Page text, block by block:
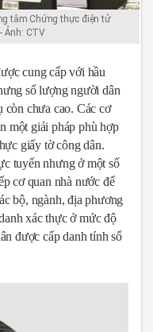
tâm Chứng thực điện tử
Ảnh: CTV
cung cấp với hầu
số lượng người dân
còn chưa cao. Các cơ
một giải pháp phù hợp
giấy tờ công dân.
tuyến nhưng ở một số
cơ quan nhà nước để
bộ, ngành, địa phương
xác thực ở mức độ
được cấp danh tính số